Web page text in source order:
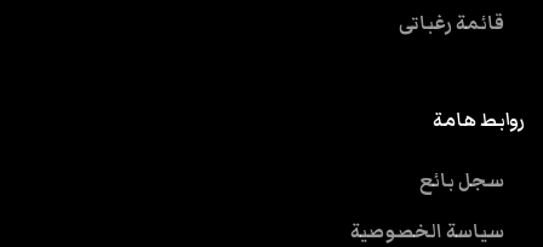
قائمة رغباتى
روابط هامة
سجل بائع
سياسة الخصوصية